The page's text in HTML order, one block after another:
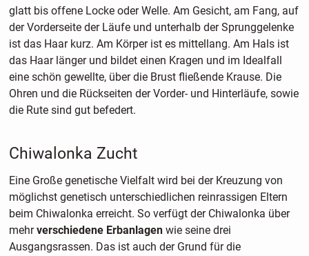
glatt bis offene Locke oder Welle. Am Gesicht, am Fang, auf
der Vorderseite der Läufe und unterhalb der Sprunggelenke
ist das Haar kurz. Am Körper ist es mittellang. Am Hals ist
das Haar länger und bildet einen Kragen und im Idealfall
eine schön gewellte, über die Brust fließende Krause. Die
Ohren und die Rückseiten der Vorder- und Hinterläufe, sowie
die Rute sind gut befedert.
Chiwalonka Zucht
Eine Große genetische Vielfalt wird bei der Kreuzung von
möglichst genetisch unterschiedlichen reinrassigen Eltern
beim Chiwalonka erreicht. So verfügt der Chiwalonka über
mehrverschiedene Erbanlagenwie seine drei
Ausgangsrassen. Das ist auch der Grund für die